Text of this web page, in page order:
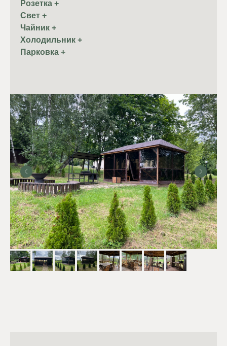
Розетка +
Свет +
Чайник +
Холодильник +
Парковка +